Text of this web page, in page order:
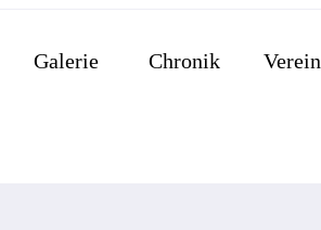
Galerie Chronik Verein